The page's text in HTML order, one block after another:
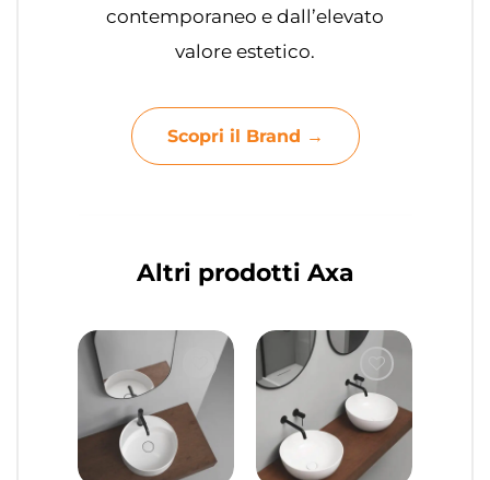
contemporaneo e dall’elevato
valore estetico.
Scopri il Brand →
Altri prodotti Axa